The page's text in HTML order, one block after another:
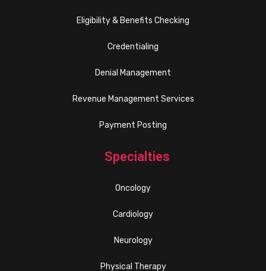
Eligibility & Benefits Checking
Credentialing
Denial Management
Revenue Management Services
Payment Posting
Specialties
Oncology
Cardiology
Neurology
Physical Therapy